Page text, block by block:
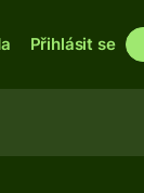
Přihlásit se